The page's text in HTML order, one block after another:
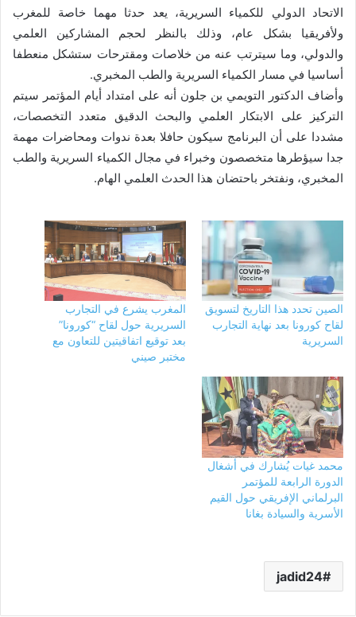
الاتحاد الدولي للكمياء السريرية، يعد حدثا مهما خاصة للمغرب
ولأفريقيا بشكل عام، وذلك بالنظر لحجم المشاركين العلمي
والدولي، وما سيترتب عنه من خلاصات ومقترحات ستشكل منعطفا
أساسيا في مسار الكمياء السريرية والطب المخبري.
وأضاف الدكتور التويمي بن جلون أنه على امتداد أيام المؤتمر سيتم
التركيز على الابتكار العلمي والبحث الدقيق متعدد التخصصات،
مشددا على أن البرنامج سيكون حافلا بعدة ندوات ومحاضرات مهمة
جدا سيؤطرها متخصصون وخبراء في مجال الكمياء السريرية والطب
المخبري، ونفتخر باحتضان هذا الحدث العلمي الهام.
الصين تحدد هذا التاريخ لتسويق
لقاح كورونا بعد نهاية التجارب
السريرية
المغرب يشرع في التجارب
السريرية حول لقاح “كورونا”
بعد توقيع اتفاقيتين للتعاون مع
مختبر صيني
محمد غيات يُشارك في أشغال
الدورة الرابعة للمؤتمر
البرلماني الإفريقي حول القيم
الأسرية والسيادة بغانا
jadid24